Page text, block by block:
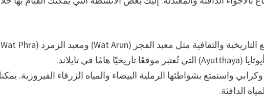
استكشاف الثقافة والتاريخ: قم بزيارة المواقع التاريخية والثقافية مثل معبد الفجر (Wat Arun) ومعبد الزمرد (Wat Phra
واستمتع بشواطئها الرملية البيضاء والمياه الزرقاء الفيروزية.
الدافئة.